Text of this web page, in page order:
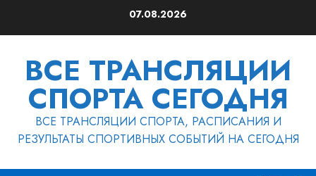
07.08.2026
ВСЕ ТРАНСЛЯЦИИ
СПОРТА СЕГОДНЯ
ВСЕ ТРАНСЛЯЦИИ СПОРТА, РАСПИСАНИЯ И
РЕЗУЛЬТАТЫ СПОРТИВНЫХ СОБЫТИЙ НА СЕГОДНЯ